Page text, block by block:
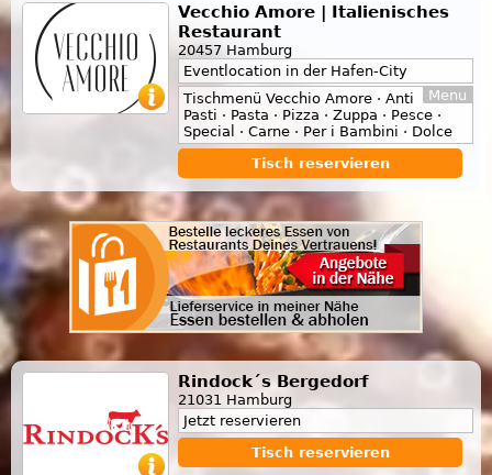
Vecchio Amore | Italienisches
Restaurant
20457 Hamburg
Eventlocation in der Hafen-City
Menu
Tischmenü Vecchio Amore · Anti
Pasti · Pasta · Pizza · Zuppa · Pesce ·
Special · Carne · Per i Bambini · Dolce
Tisch reservieren
Rindock´s Bergedorf
21031 Hamburg
Jetzt reservieren
Tisch reservieren